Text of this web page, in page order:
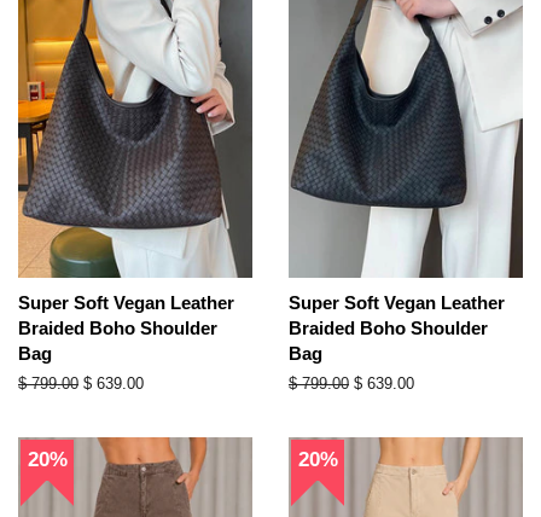
Super Soft Vegan Leather
Braided Boho Shoulder
Bag
Precio
$ 799.00 Precio
$ 639.00
Super Soft Vegan Leather
Braided Boho Shoulder
Bag
Precio
$ 799.00 Precio
$ 639.00
20% 20%